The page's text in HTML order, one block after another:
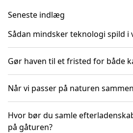
Seneste indlæg
Sådan mindsker teknologi spild i
Gør haven til et fristed for både
Når vi passer på naturen sammen
Hvor bør du samle
på gåturen?